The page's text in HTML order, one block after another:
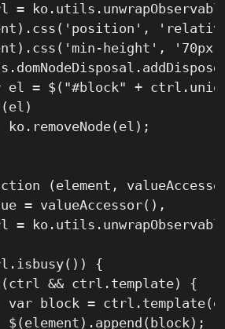
=
height',
el = $("#block" +
ko.removeNode(el);
(element,
= valueAccessor(),
=
{
&& ctrl.template) {
var block =
$(element).append(block);